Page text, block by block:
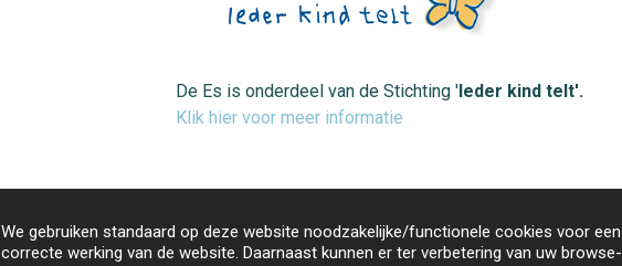
De Es is onderdeel van de Stichting 'Ieder kind telt'.
Klik hier voor meer informatie
We gebruiken standaard op deze website noodzakelijke/functionele cookies voor een
correcte werking van de website. Daarnaast kunnen er ter verbetering van uw browse-